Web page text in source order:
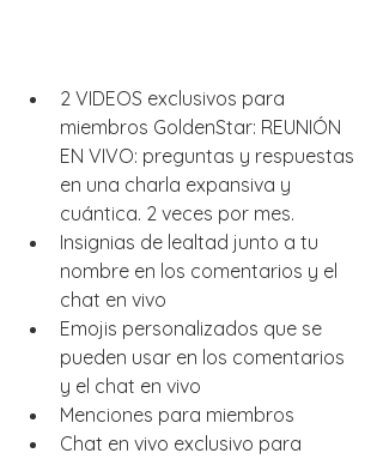
2 VIDEOS exclusivos para
miembros GoldenStar: REUNIÓN
EN VIVO: preguntas y respuestas
en una charla expansiva y
cuántica. 2 veces por mes.
Insignias de lealtad junto a tu
nombre en los comentarios y el
chat en vivo
Emojis personalizados que se
pueden usar en los comentarios
y el chat en vivo
Menciones para miembros
Chat en vivo exclusivo para